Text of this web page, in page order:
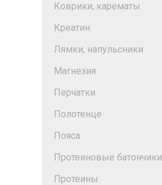
Коврики, карематы
Креатин
Лямки, напульсники
Магнезия
Перчатки
Полотенце
Пояса
Протеиновые батончики
Протеины